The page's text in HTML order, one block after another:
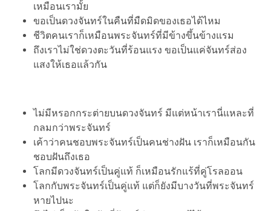
เหมือนเรามั้ย
ขอเป็นดวงจันทร์ในคืนที่มืดมิดของเธอได้ไหม
ชีวิตคนเราก็เหมือนพระจันทร์ที่มีข้างขึ้นข้างแรม
ถึงเราไม่ใช่ดวงตะวันที่ร้อนแรง ขอเป็นแค่จันทร์ส่อง
แสงให้เธอแล้วกัน
ไม่มีหรอกกระต่ายบนดวงจันทร์ มีแต่หน้าเรานี่แหละที่
กลมกว่าพระจันทร์
เค้าว่าคนชอบพระจันทร์เป็นคนช่างฝัน เราก็เหมือนกัน
ชอบฝันถึงเธอ
โลกมีดวงจันทร์เป็นคู่แท้ ก็เหมือนรักแร้ที่คู่โรลออน
โลกกับพระจันทร์เป็นคู่แท้ แต่ก็ยังมีบางวันที่พระจันทร์
หายไปนะ